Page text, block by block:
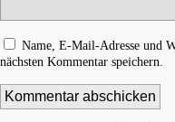
Name, E-Mail-Adresse und
nächsten Kommentar speichern.